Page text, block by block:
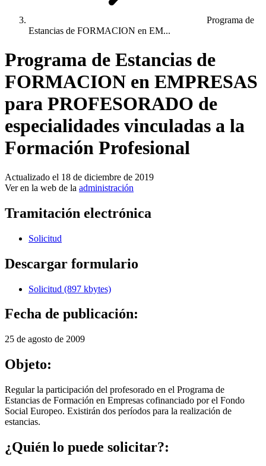
Programa de
Estancias de FORMACION en EM...
Programa de Estancias de
FORMACION en EMPRESAS
para PROFESORADO de
especialidades vinculadas a la
Formación Profesional
Actualizado el 18 de diciembre de 2019
Ver en la web de la administración
Tramitación electrónica
Solicitud
Descargar formulario
Solicitud (897 kbytes)
Fecha de publicación:
25 de agosto de 2009
Objeto:
Regular la participación del profesorado en el Programa de
Estancias de Formación en Empresas cofinanciado por el Fondo
Social Europeo. Existirán dos períodos para la realización de
estancias.
¿Quién lo puede solicitar?: